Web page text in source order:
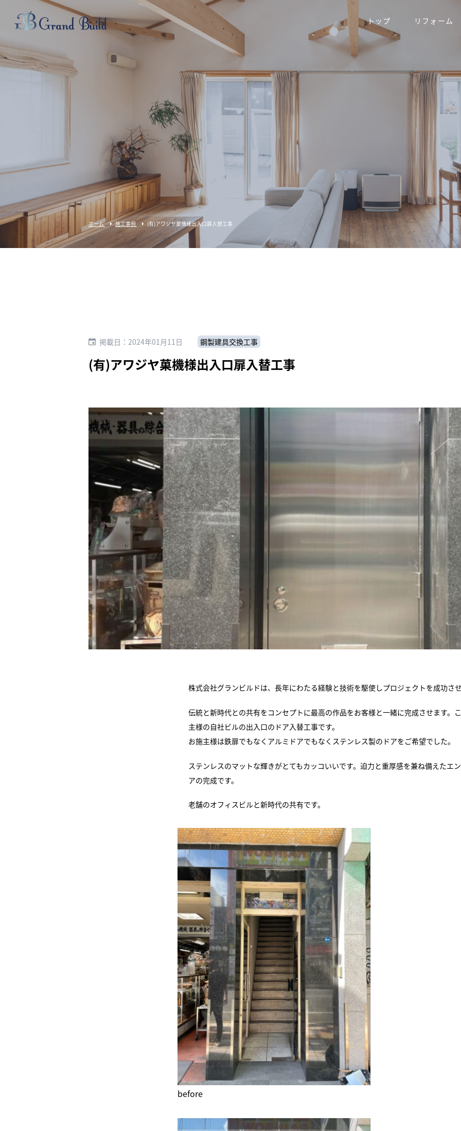
トップ リフォーム
ホーム 施工事例 (有)アワジヤ菓機様出入口扉入替工事
掲載日：2024年01月11日 鋼製建具交換工事
(有)アワジヤ菓機様出入口扉入替工事
株式会社グランビルドは、長年にわたる経験と技術を駆使しプロジェクトを成功さ
伝統と新時代との共有をコンセプトに最高の作品をお客様と一緒に完成させます。
主様の自社ビルの出入口のドア入替工事です。
お施主様は鉄扉でもなくアルミドアでもなくステンレス製のドアをご希望でした。
ステンレスのマットな輝きがとてもカッコいいです。迫力と重厚感を兼ね備えたエ
アの完成です。
老舗のオフィスビルと新時代の共有です。
before